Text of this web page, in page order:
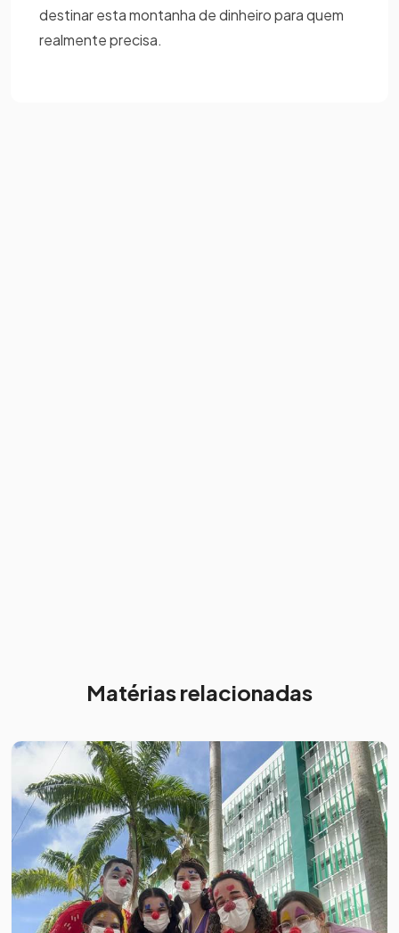
destinar esta montanha de dinheiro para quem
realmente precisa.
Matérias relacionadas